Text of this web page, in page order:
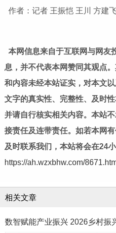
作者：记者 王振恺 王川 方建
本网信息来自于互联网与网友
息，并不代表本网赞同其观点
和内容未经本站证实，对本文
文字的真实性、完整性、及时
并请自行核实相关内容。本站
接责任及连带责任。如若本网
及时联系我们，本站将会在24小
https://ah.wzxbhw.com/
相关文章
数智赋能产业振兴 2026乡村振